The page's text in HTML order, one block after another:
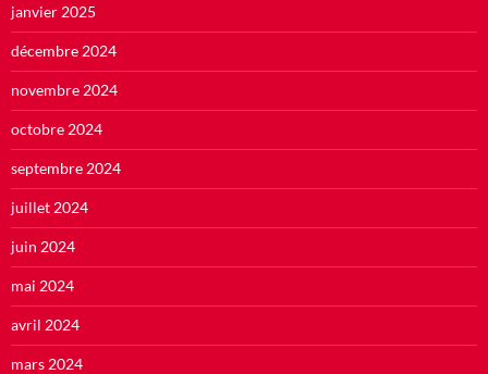
janvier 2025
décembre 2024
novembre 2024
octobre 2024
septembre 2024
juillet 2024
juin 2024
mai 2024
avril 2024
mars 2024